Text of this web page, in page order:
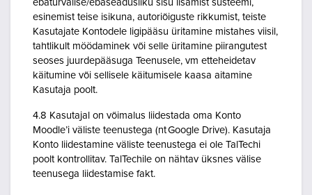
ebaturvalise/ebaseadusliku sisu lisamist süsteemi,
esinemist teise isikuna, autoriõiguste rikkumist, teiste
Kasutajate Kontodele ligipääsu üritamine mistahes viisil,
tahtlikult möödaminek või selle üritamine piirangutest
seoses juurdepääsuga Teenusele, vm etteheidetav
käitumine või sellisele käitumisele kaasa aitamine
Kasutaja poolt.
4.8 Kasutajal on võimalus liidestada oma Konto
Moodle’i väliste teenustega (nt Google Drive). Kasutaja
Konto liidestamine väliste teenustega ei ole TalTechi
poolt kontrollitav. TalTechile on nähtav üksnes välise
teenusega liidestamise fakt.